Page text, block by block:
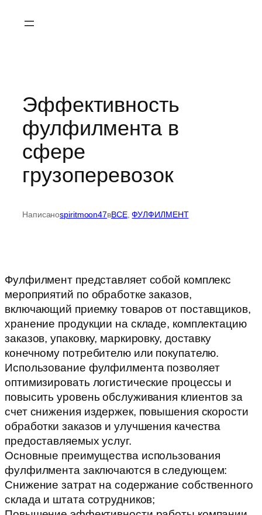
Эффективность
фулфилмента в
сфере
грузоперевозок
Написаноspiritmoon47вВСЕ, ФУЛФИЛМЕНТ
Фулфилмент представляет собой комплекс
мероприятий по обработке заказов,
включающий приемку товаров от поставщиков,
хранение продукции на складе, комплектацию
заказов, упаковку, маркировку, доставку
конечному потребителю или покупателю.
Использование фулфилмента позволяет
оптимизировать логистические процессы и
повысить уровень обслуживания клиентов за
счет снижения издержек, повышения скорости
обработки заказов и улучшения качества
предоставляемых услуг.
Основные преимущества использования
фулфилмента заключаются в следующем:
Снижение затрат на содержание собственного
склада и штата сотрудников;